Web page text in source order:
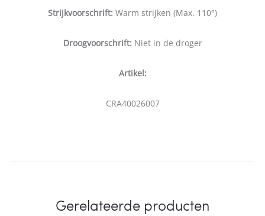
Strijkvoorschrift: Warm strijken (Max. 110°)
Droogvoorschrift: Niet in de droger
Artikel:
CRA40026007
Gerelateerde producten